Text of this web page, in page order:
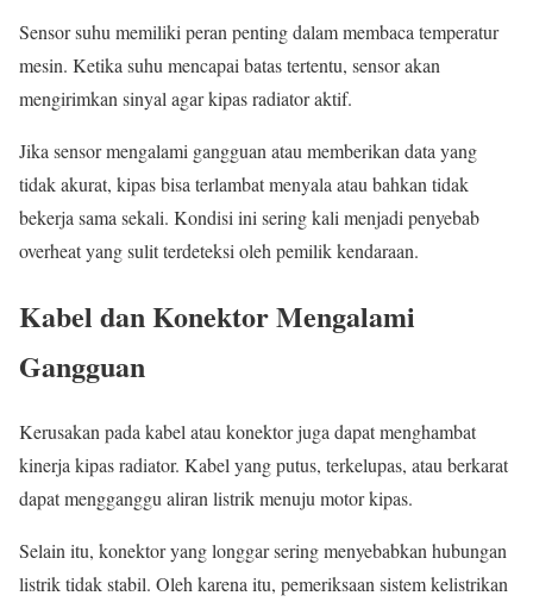
Sensor suhu memiliki peran penting dalam membaca temperatur
mesin. Ketika suhu mencapai batas tertentu, sensor akan
mengirimkan sinyal agar kipas radiator aktif.
Jika sensor mengalami gangguan atau memberikan data yang
tidak akurat, kipas bisa terlambat menyala atau bahkan tidak
bekerja sama sekali. Kondisi ini sering kali menjadi penyebab
overheat yang sulit terdeteksi oleh pemilik kendaraan.
Kabel dan Konektor Mengalami
Gangguan
Kerusakan pada kabel atau konektor juga dapat menghambat
kinerja kipas radiator. Kabel yang putus, terkelupas, atau berkarat
dapat mengganggu aliran listrik menuju motor kipas.
Selain itu, konektor yang longgar sering menyebabkan hubungan
listrik tidak stabil. Oleh karena itu, pemeriksaan sistem kelistrikan